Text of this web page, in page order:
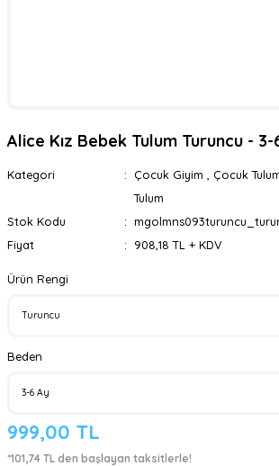
Alice Kız Bebek Tulum Turuncu - 3-
Kategori Çocuk Giyim Çocuk
Tulum
Stok Kodu
Fiyat
908,18 TL + KDV
Ürün Rengi
Beden
999,00 TL
*101,74 TL den başlayan taksitlerle!